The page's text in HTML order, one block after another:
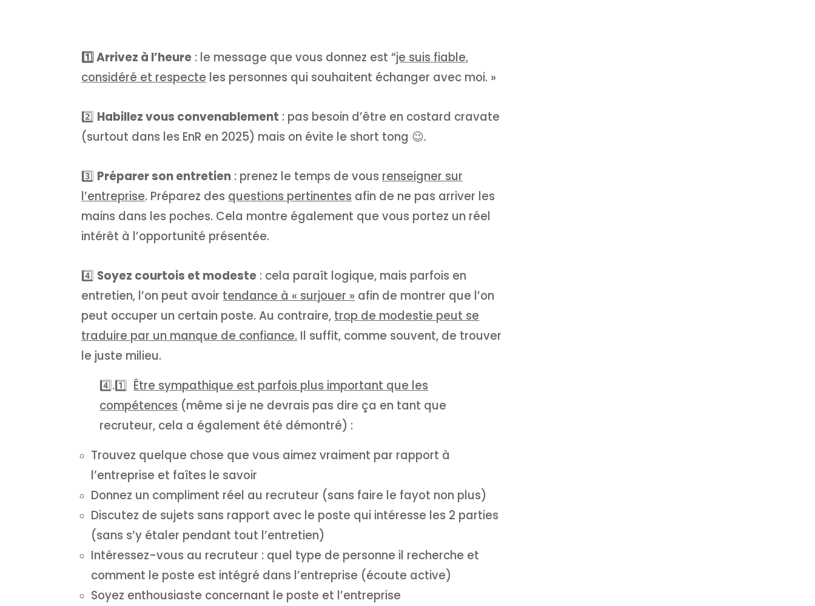
Utilisez les flèches haut/bas pour augmenter ou diminuer le volume.
1️⃣ Arrivez à l’heure : le message que vous donnez est “je suis fiable,
considéré et respecte les personnes qui souhaitent échanger avec moi. »
2️⃣ Habillez vous convenablement : pas besoin d’être en costard cravate
(surtout dans les EnR en 2025) mais on évite le short tong 😉.
3️⃣ Préparer son entretien : prenez le temps de vous renseigner sur
l’entreprise. Préparez des questions pertinentes afin de ne pas arriver les
mains dans les poches. Cela montre également que vous portez un réel
intérêt à l’opportunité présentée.
4️⃣ Soyez courtois et modeste : cela paraît logique, mais parfois en
entretien, l’on peut avoir tendance à « surjouer » afin de montrer que l’on
peut occuper un certain poste. Au contraire, trop de modestie peut se
traduire par un manque de confiance. Il suffit, comme souvent, de trouver
le juste milieu.
4️⃣.1️⃣ Être sympathique est parfois plus important que les
compétences (même si je ne devrais pas dire ça en tant que
recruteur, cela a également été démontré) :
Trouvez quelque chose que vous aimez vraiment par rapport à
l’entreprise et faîtes le savoir
Donnez un compliment réel au recruteur (sans faire le fayot non plus)
Discutez de sujets sans rapport avec le poste qui intéresse les 2 parties
(sans s’y étaler pendant tout l’entretien)
Intéressez-vous au recruteur : quel type de personne il recherche et
comment le poste est intégré dans l’entreprise (écoute active)
Soyez enthousiaste concernant le poste et l’entreprise